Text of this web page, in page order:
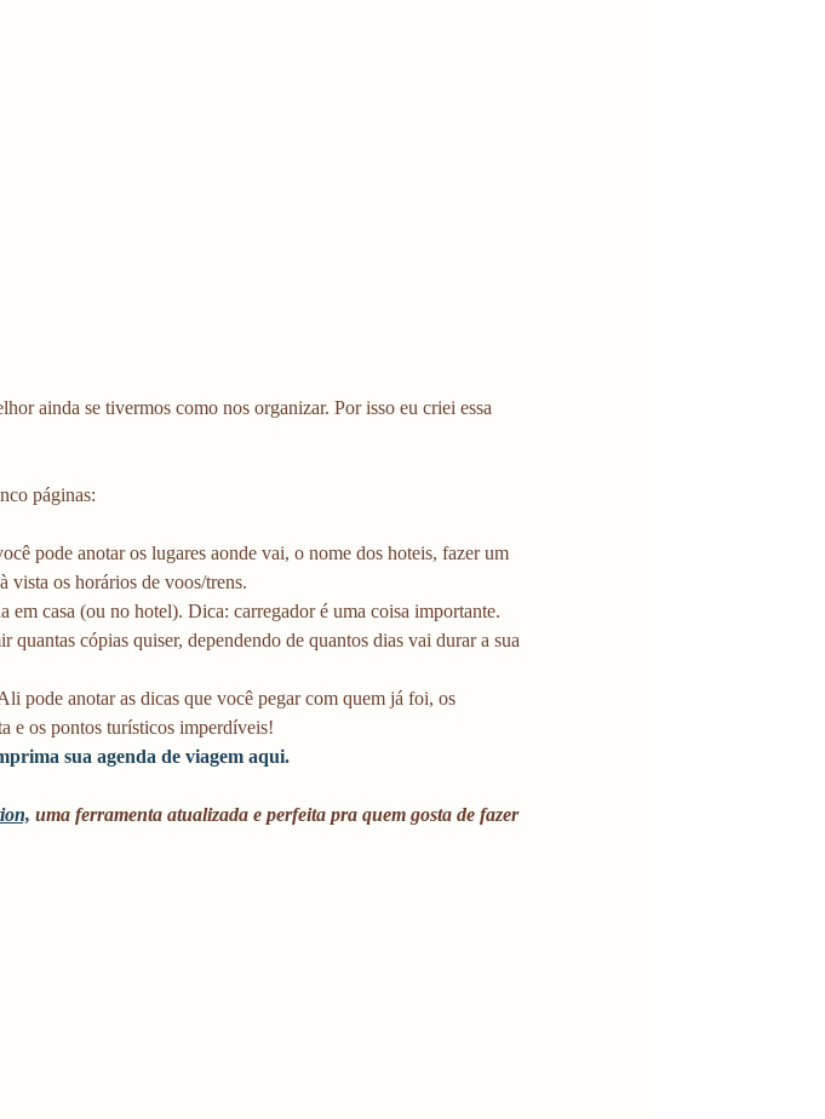
ainda se tivermos como nos organizar. Por isso eu criei essa
páginas:
pode anotar os lugares aonde vai, o nome dos hoteis, fazer um
vista os horários de voos/trens.
em casa (ou no hotel). Dica: carregador é uma coisa importante.
cópias quiser, dependendo de quantos dias vai durar a sua
pode anotar as dicas que você pegar com quem já foi, os
e os pontos turísticos imperdíveis!
sua agenda de viagem aqui.
uma ferramenta atualizada e perfeita pra quem gosta de fazer